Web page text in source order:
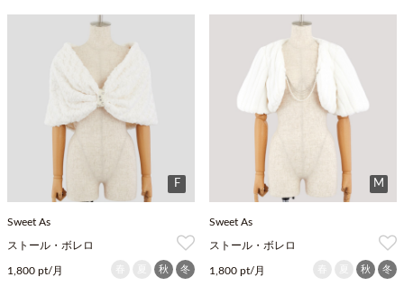
F
Sweet As
ストール・ボレロ
1,800 pt/月 秋 冬
M
Sweet As
ストール・ボレロ
1,800 pt/月 秋 冬